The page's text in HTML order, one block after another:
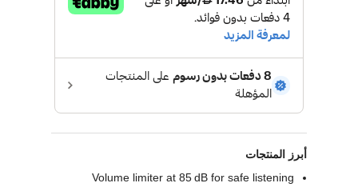
أبرز المنتجات
Volume limiter at 85 dB for safe listening